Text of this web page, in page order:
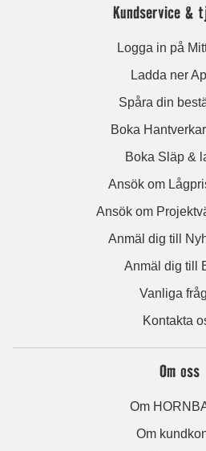
Kundservice &
Logga in på
Ladda ner
Spåra din
Boka
Boka Släp &
Ansök om
Ansök om
Anmäl dig till
Anmäl dig till
Vanliga
Kontakta
Om oss
Om
Om